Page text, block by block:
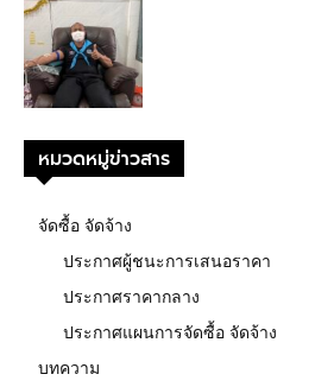
หมวดหมู่ข่าวสาร
จัดซื้อ จัดจ้าง
ประกาศผู้ชนะการเสนอราคา
ประกาศราคากลาง
ประกาศแผนการจัดซื้อ จัดจ้าง
บทความ